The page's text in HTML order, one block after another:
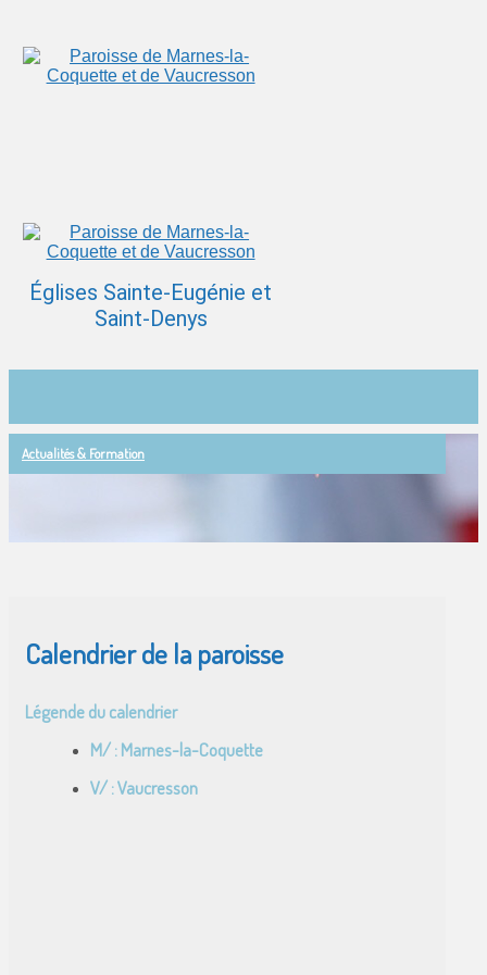
Églises Sainte-Eugénie et
Saint-Denys
Actualités & Formation
Calendrier de la paroisse
Légende du calendrier
M/ : Marnes-la-Coquette
V/ : Vaucresson